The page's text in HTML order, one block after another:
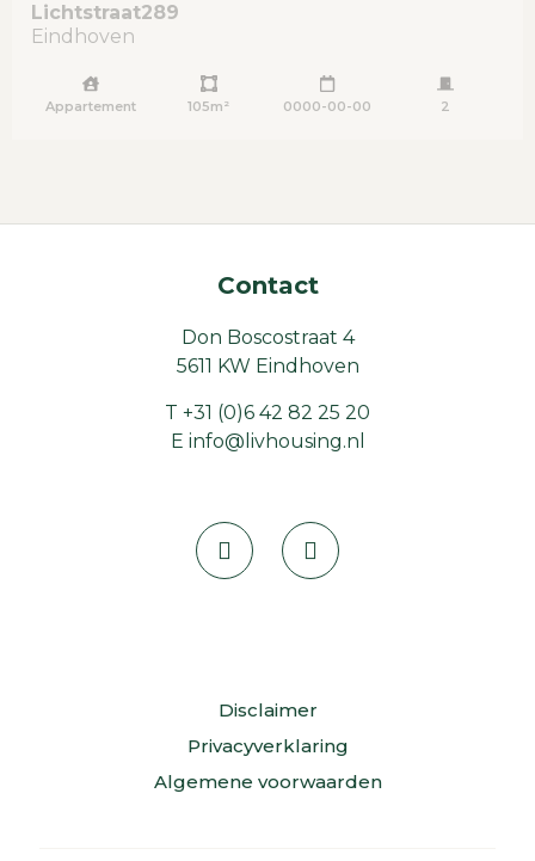
Lichtstraat289
Eindhoven
Appartement 105m² 0000-00-00 2
Contact
Don Boscostraat 4
5611 KW Eindhoven
T +31 (0)6 42 82 25 20
E info@livhousing.nl
Disclaimer
Privacyverklaring
Algemene voorwaarden